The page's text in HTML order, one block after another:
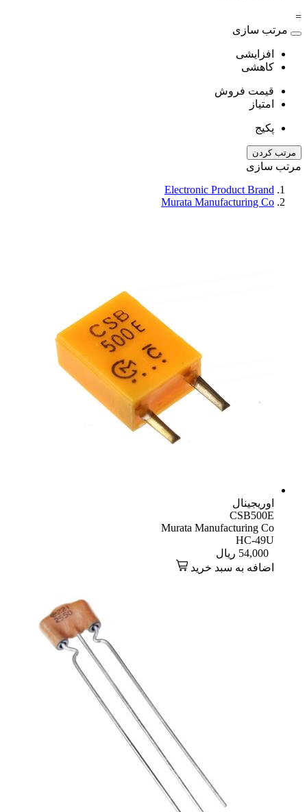
=
مرتب سازی
افزایشی
کاهشی
قیمت فروش
امتیاز
پکیج
مرتب کردن
مرتب سازی
Electronic Product Brand
Murata Manufacturing Co
اوریجینال
CSB500E
Murata Manufacturing Co
HC-49U
54,000 ریال
اضافه به سبد خرید